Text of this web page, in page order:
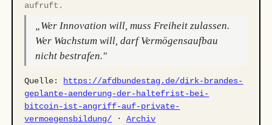
aufruft.
„Wer Innovation will, muss Freiheit zulassen.
Wer Wachstum will, darf Vermögensaufbau
nicht bestrafen."
Quelle:
https://afdbundestag.de/dirk-brandes-
geplante-aenderung-der-haltefrist-bei-
bitcoin-ist-angriff-auf-private-
vermoegensbildung/ ·Archiv